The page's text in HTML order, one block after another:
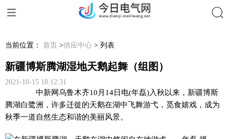
当前位置： 首页 >供应中心 > 列表
新疆博斯腾湖湿地天鹅起舞（组图）
2021-10-15 18:12:31
中新网乌鲁木齐10月14日电(年磊)入秋以来，新疆博斯
腾湖白鹭洲，许多迁徙的天鹅在湖中飞舞游弋，觅食嬉戏，成为
秋季一道自然生态和谐的美丽风景。